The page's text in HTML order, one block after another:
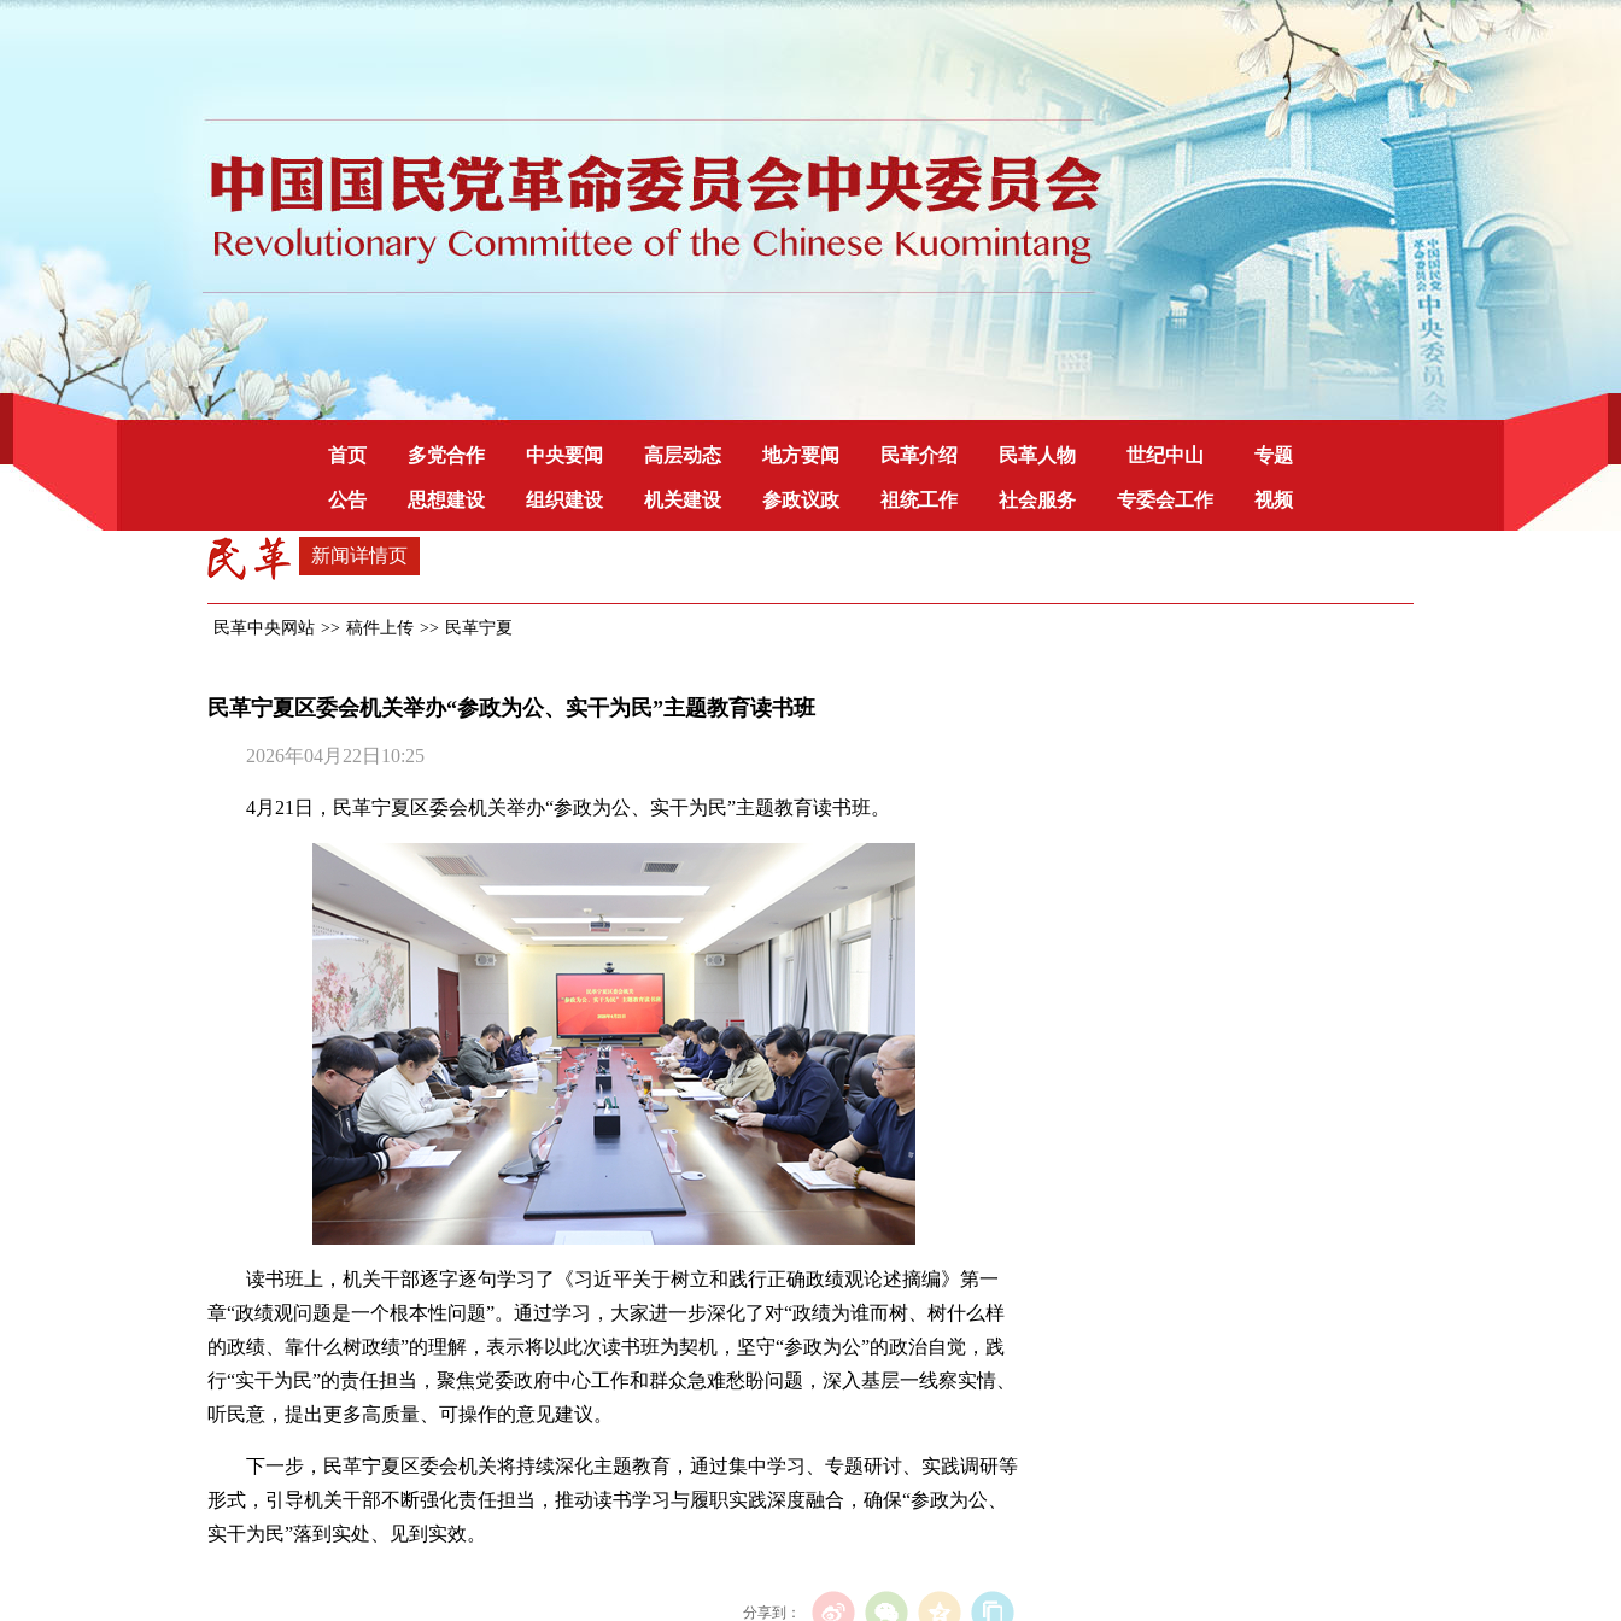
首页 多党合作 中央要闻 高层动态 地方要闻 民革介绍 民革人物 世纪中山 专题
公告 思想建设 组织建设 机关建设 参政议政 祖统工作 社会服务 专委会工作 视频
新闻详情页
民革中央网站 >> 稿件上传 >> 民革宁夏
民革宁夏区委会机关举办“参政为公、实干为民”主题教育读书班
2026年04月22日10:25
4月21日，民革宁夏区委会机关举办“参政为公、实干为民”主题教育读书班。
读书班上，机关干部逐字逐句学习了《习近平关于树立和践行正确政绩观论述摘编》第一
章“政绩观问题是一个根本性问题”。通过学习，大家进一步深化了对“政绩为谁而树、树什么样
的政绩、靠什么树政绩”的理解，表示将以此次读书班为契机，坚守“参政为公”的政治自觉，践
行“实干为民”的责任担当，聚焦党委政府中心工作和群众急难愁盼问题，深入基层一线察实情、
听民意，提出更多高质量、可操作的意见建议。
下一步，民革宁夏区委会机关将持续深化主题教育，通过集中学习、专题研讨、实践调研等
形式，引导机关干部不断强化责任担当，推动读书学习与履职实践深度融合，确保“参政为公、
实干为民”落到实处、见到实效。
分享到：